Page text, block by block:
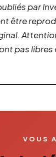
par
être
pas libres
VOUS